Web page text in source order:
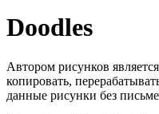
Doodles
Автором рисунков
копировать,
данные рисунки без